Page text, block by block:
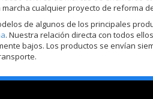
cualquier proyecto de reforma
de algunos de los principales
. Nuestra relación directa con todos
bajos. Los productos se envían